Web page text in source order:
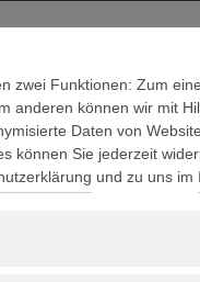
zwei Funktionen: Zum
anderen können wir mit
Daten von
können Sie jederzeit
und zu uns im